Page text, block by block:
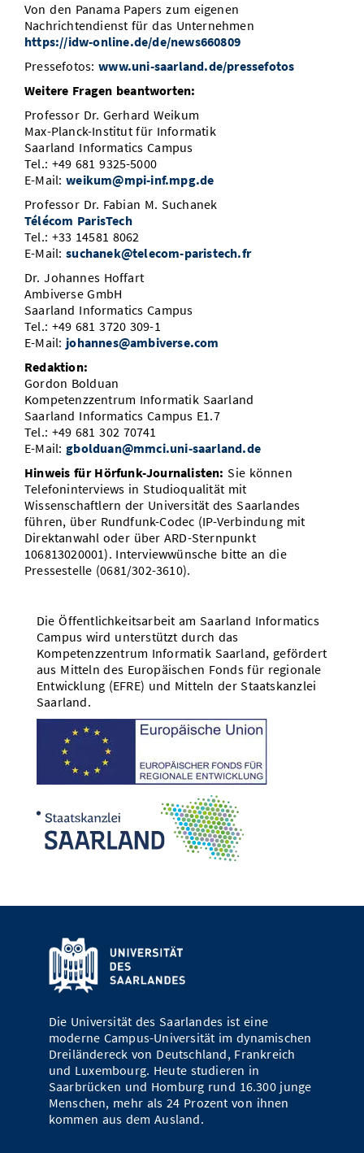
Von den Panama Papers zum eigenen
Nachrichtendienst für das Unternehmen
https://idw-online.de/de/news660809
Pressefotos:www.uni-saarland.de/pressefotos
Weitere Fragen beantworten:
Professor Dr. Gerhard Weikum
Max-Planck-Institut für Informatik
Saarland Informatics Campus
Tel.: +49 681 9325-5000
E-Mail:weikum@mpi-inf.mpg.de
Professor Dr. Fabian M. Suchanek
Télécom ParisTech
Tel.: +33 14581 8062
E-Mail:suchanek@telecom-paristech.fr
Dr. Johannes Hoffart
Ambiverse GmbH
Saarland Informatics Campus
Tel.: +49 681 3720 309-1
E-Mail: johannes@ambiverse.com
Redaktion:
Gordon Bolduan
Kompetenzzentrum Informatik Saarland
Saarland Informatics Campus E1.7
Tel.: +49 681 302 70741
E-Mail:gbolduan@mmci.uni-saarland.de
Hinweis für Hörfunk-Journalisten: Sie können
Telefoninterviews in Studioqualität mit
Wissenschaftlern der Universität des Saarlandes
führen, über Rundfunk-Codec (IP-Verbindung mit
Direktanwahl oder über ARD-Sternpunkt
106813020001). Interviewwünsche bitte an die
Pressestelle (0681/302-3610).
Die Öffentlichkeitsarbeit am Saarland Informatics
Campus wird unterstützt durch das
Kompetenzzentrum Informatik Saarland, gefördert
aus Mitteln des Europäischen Fonds für regionale
Entwicklung (EFRE) und Mitteln der Staatskanzlei
Saarland.
Die Universität des Saarlandes ist eine
moderne Campus-Universität im dynamischen
Dreiländereck von Deutschland, Frankreich
und Luxembourg. Heute studieren in
Saarbrücken und Homburg rund 16.300 junge
Menschen, mehr als 24 Prozent von ihnen
kommen aus dem Ausland.